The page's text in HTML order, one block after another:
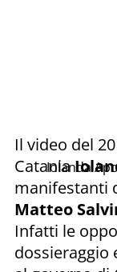
Iolanda
Il video del
Catania
manifestanti
Matteo
Infatti le
dossieraggio